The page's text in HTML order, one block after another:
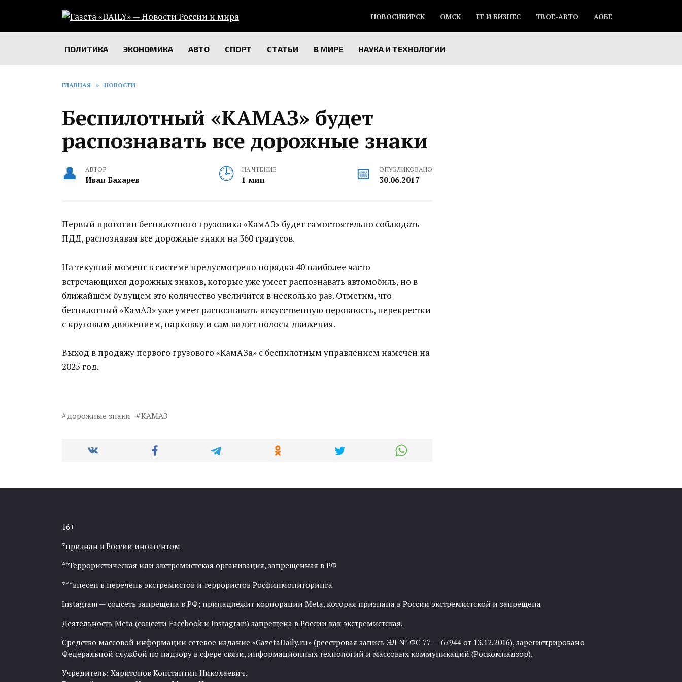
содержанию
НОВОСИБИРСК ОМСК IT И БИЗНЕС ТВОЕ-АВТО АОБЕ
ПОЛИТИКА ЭКОНОМИКА АВТО СПОРТ СТАТЬИ В МИРЕ НАУКА И ТЕХНОЛОГИИ
ГЛАВНАЯ » НОВОСТИ
Беспилотный «КАМАЗ» будет
распознавать все дорожные знаки
АВТОР
Иван Бахарев
НА ЧТЕНИЕ
1 мин
ОПУБЛИКОВАНО
30.06.2017
Первый прототип беспилотного грузовика «КамАЗ» будет самостоятельно соблюдать
ПДД, распознавая все дорожные знаки на 360 градусов.
На текущий момент в системе предусмотрено порядка 40 наиболее часто
встречающихся дорожных знаков, которые уже умеет распознавать автомобиль, но в
ближайшем будущем это количество увеличится в несколько раз. Отметим, что
беспилотный «КамАЗ» уже умеет распознавать искусственную неровность, перекрестки
с круговым движением, парковку и сам видит полосы движения.
Выход в продажу первого грузового «КамАЗа» с беспилотным управлением намечен на
2025 год.
дорожные знаки КАМАЗ
16+
*признан в России иноагентом
**Террористическая или экстремистская организация, запрещенная в РФ
***внесен в перечень экстремистов и террористов Росфинмониторинга
Instagram — соцсеть запрещена в РФ; принадлежит корпорации Meta, которая признана в России экстремистской и запрещена
Деятельность Meta (соцсети Facebook и Instagram) запрещена в России как экстремистская.
Средство массовой информации сетевое издание «GazetaDaily.ru» (реестровая запись ЭЛ № ФС 77 — 67944 от 13.12.2016), зарегистрировано
Федеральной службой по надзору в сфере связи, информационных технологий и массовых коммуникаций (Роскомнадзор).
Учредитель: Харитонов Константин Николаевич.